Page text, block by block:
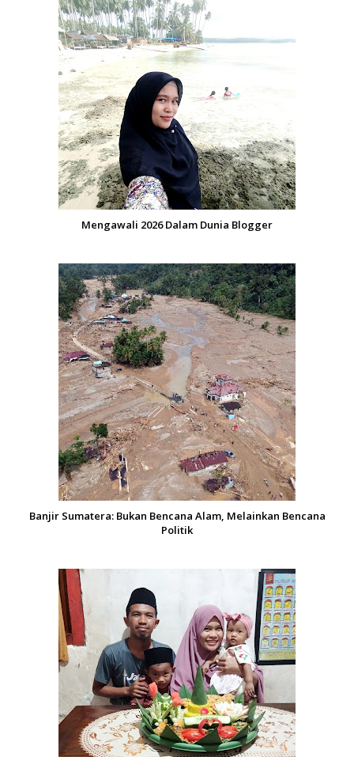
Mengawali 2026 Dalam Dunia Blogger
Banjir Sumatera: Bukan Bencana Alam, Melainkan Bencana
Politik